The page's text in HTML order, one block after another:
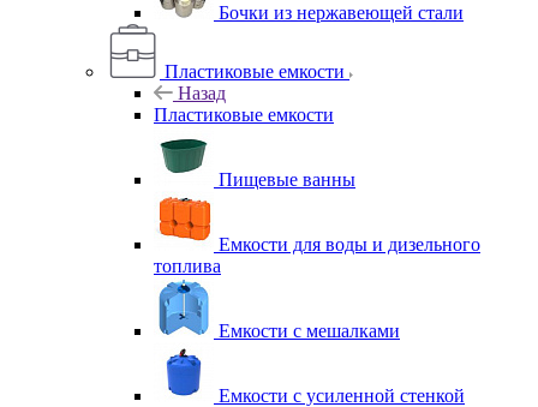
Бочки из нержавеющей стали
Пластиковые емкости
Назад
Пластиковые емкости
Пищевые ванны
Емкости для воды и дизельного
топлива
Емкости с мешалками
Емкости с усиленной стенкой